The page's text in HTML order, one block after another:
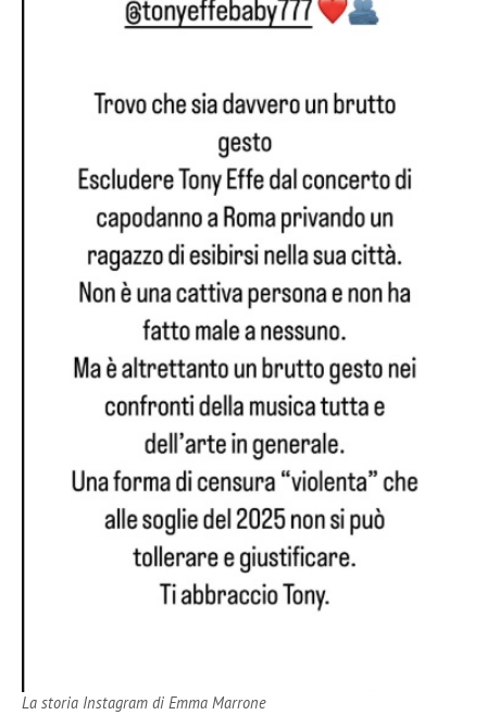
La storia Instagram di Emma Marrone